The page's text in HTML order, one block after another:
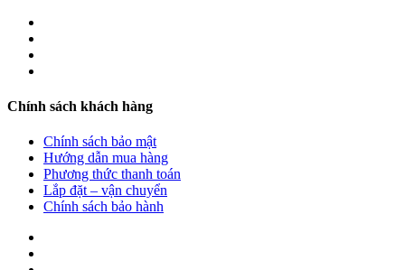
Chính sách khách hàng
Chính sách bảo mật
Hướng dẫn mua hàng
Phương thức thanh toán
Lắp đặt – vận chuyển
Chính sách bảo hành